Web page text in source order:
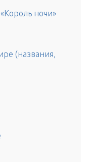
ночи»
(названия,